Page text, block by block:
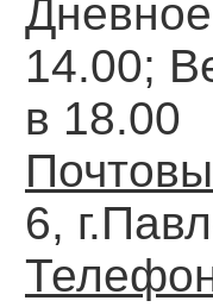
14.00;
в 18.00
6,